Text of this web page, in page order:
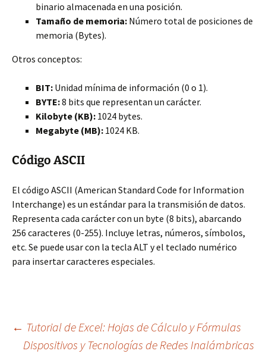
binario almacenada en una posición.
Tamaño de memoria: Número total de posiciones de
memoria (Bytes).
Otros conceptos:
BIT: Unidad mínima de información (0 o 1).
BYTE:8 bits que representan un carácter.
Kilobyte (KB): 1024 bytes.
Megabyte (MB): 1024 KB.
Código ASCII
El código ASCII (American Standard Code for Information
Interchange) es un estándar para la transmisión de datos.
Representa cada carácter con un byte (8 bits), abarcando
256 caracteres (0-255). Incluye letras, números, símbolos,
etc. Se puede usar con la tecla ALT y el teclado numérico
para insertar caracteres especiales.
Navegación
← Tutorial de Excel: Hojas de Cálculo y Fórmulas
Dispositivos y Tecnologías de Redes Inalámbricas